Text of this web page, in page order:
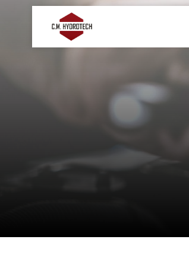
Panneau de gestion des cookies